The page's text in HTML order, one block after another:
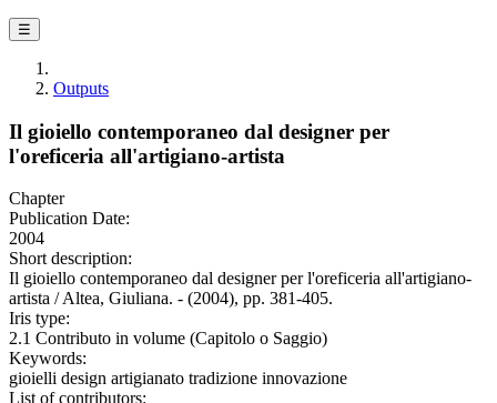
☰
Outputs
Il gioiello contemporaneo dal designer per
l'oreficeria all'artigiano-artista
Chapter
Publication Date:
2004
Short description:
Il gioiello contemporaneo dal designer per l'oreficeria all'artigiano-
artista / Altea, Giuliana. - (2004), pp. 381-405.
Iris type:
2.1 Contributo in volume (Capitolo o Saggio)
Keywords:
gioielli design artigianato tradizione innovazione
List of contributors: